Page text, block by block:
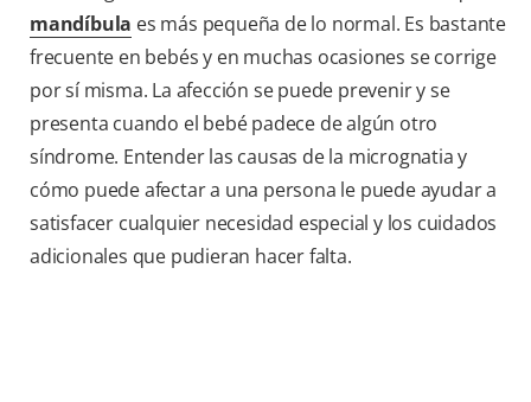
SUSCRÍBETE
mandíbula es más pequeña de lo normal. Es bastante
frecuente en bebés y en muchas ocasiones se corrige
por sí misma. La afección se puede prevenir y se
presenta cuando el bebé padece de algún otro
síndrome. Entender las causas de la micrognatia y
cómo puede afectar a una persona le puede ayudar a
satisfacer cualquier necesidad especial y los cuidados
adicionales que pudieran hacer falta.